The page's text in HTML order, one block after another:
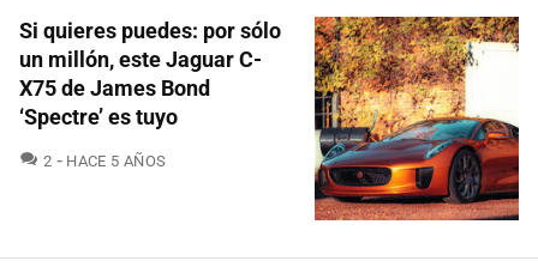
Si quieres puedes: por sólo
un millón, este Jaguar C-
X75 de James Bond
‘Spectre’ es tuyo
2 COMENTARIOS
HACE 5 AÑOS